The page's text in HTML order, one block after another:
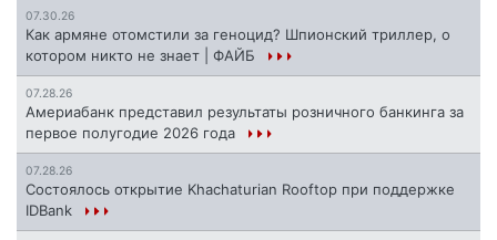
07.30.26
Как армяне отомстили за геноцид? Шпионский триллер, о
котором никто не знает | ФАЙБ
07.28.26
Америабанк представил результаты розничного банкинга за
первое полугодие 2026 года
07.28.26
Состоялось открытие Khachaturian Rooftop при поддержке
IDBank